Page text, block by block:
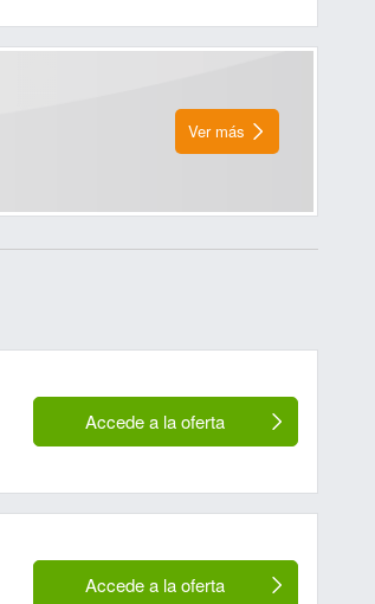
Ver más
Accede a la oferta
Accede a la oferta